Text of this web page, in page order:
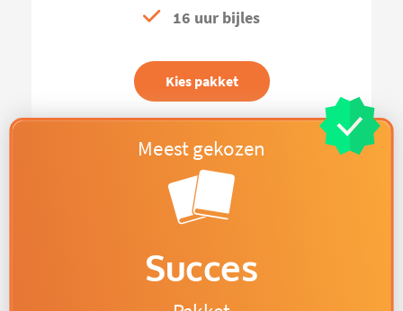
16 uur bijles
Kies pakket
Succes